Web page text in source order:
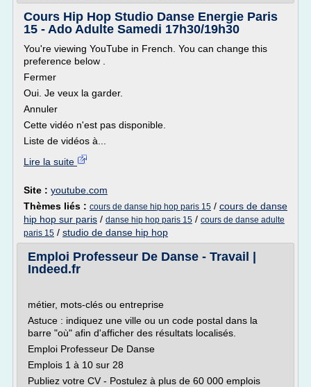
Cours Hip Hop Studio Danse Energie Paris
15 - Ado Adulte Samedi 17h30/19h30
You're viewing YouTube in French. You can change this
preference below .
Fermer
Oui. Je veux la garder.
Annuler
Cette vidéo n'est pas disponible.
Liste de vidéos à...
Lire la suite
Site : youtube.com
Thèmes liés : cours de danse hip hop paris 15 / cours de danse
hip hop sur paris / danse hip hop paris 15 / cours de danse adulte
paris 15 / studio de danse hip hop
Emploi Professeur De Danse - Travail |
Indeed.fr
métier, mots-clés ou entreprise
Astuce : indiquez une ville ou un code postal dans la
barre "où" afin d'afficher des résultats localisés.
Emploi Professeur De Danse
Emplois 1 à 10 sur 28
Publiez votre CV - Postulez à plus de 60 000 emplois